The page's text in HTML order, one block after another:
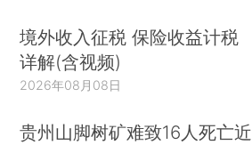
境外收入征税 保险收益计税
详解(含视频)
2026年08月08日
贵州山脚树矿难致16人死亡近